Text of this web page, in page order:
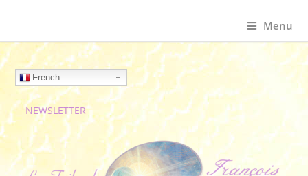
Menu
French
NEWSLETTER